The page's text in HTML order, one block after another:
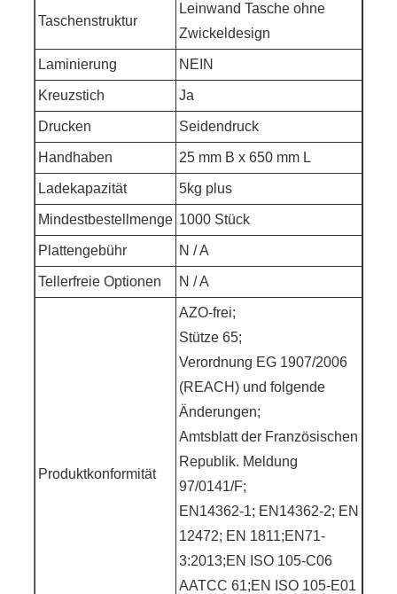
Taschenstruktur
Leinwand Tasche ohne
Zwickeldesign
Laminierung NEIN
Kreuzstich Ja
Drucken Seidendruck
Handhaben 25 mm B x 650 mm L
Ladekapazität 5kg plus
Mindestbestellmenge 1000 Stück
Plattengebühr N / A
Tellerfreie Optionen N / A
Produktkonformität
AZO-frei;
Stütze 65;
Verordnung EG 1907/2006
(REACH) und folgende
Änderungen;
Amtsblatt der Französischen
Republik. Meldung
97/0141/F;
EN14362-1; EN14362-2; EN
12472; EN 1811;EN71-
3:2013;EN ISO 105-C06
AATCC 61;EN ISO 105-E01